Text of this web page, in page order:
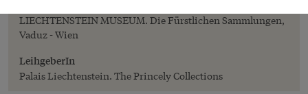
LIECHTENSTEIN MUSEUM. Die Fürstlichen Sammlungen,
Vaduz - Wien
LeihgeberIn
Palais Liechtenstein. The Princely Collections